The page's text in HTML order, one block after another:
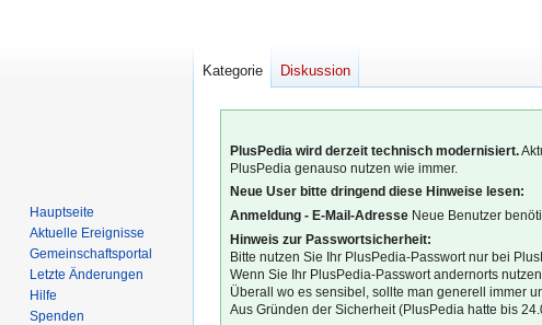
PlusPedia wird derzeit technisch modernisiert.
PlusPedia genauso nutzen wie immer.
Neue User bitte dringend diese Hinweise lesen:
Anmeldung - E-Mail-Adresse Neue Benutzer
Hinweis zur Passwortsicherheit:
Bitte nutzen Sie Ihr PlusPedia-Passwort nur bei
Wenn Sie Ihr PlusPedia-Passwort andernorts
Überall wo es sensibel, sollte man generell immer
Aus Gründen der Sicherheit (PlusPedia hatte bis
Kategorie Diskussion
Hauptseite
Aktuelle Ereignisse
Gemeinschafts­portal
Letzte Änderungen
Hilfe
Spenden